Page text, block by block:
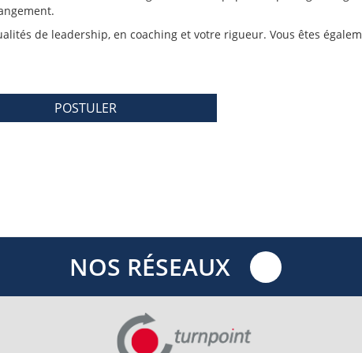
de leadership, en coaching et votre rigueur. Vous êtes
POSTULER
NOS RÉSEAUX